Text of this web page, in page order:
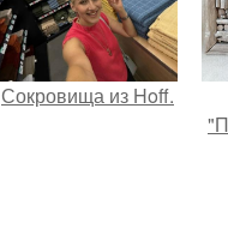
Сокровища из Hoff.